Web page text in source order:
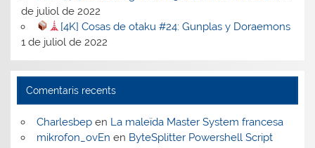
de juliol de 2022
[4K] Cosas de otaku #24: Gunplas y Doraemons
1 de juliol de 2022
Comentaris recents
Charlesbepen La maleïda Master System francesa
mikrofon_ovEn en ByteSplitter Powershell Script